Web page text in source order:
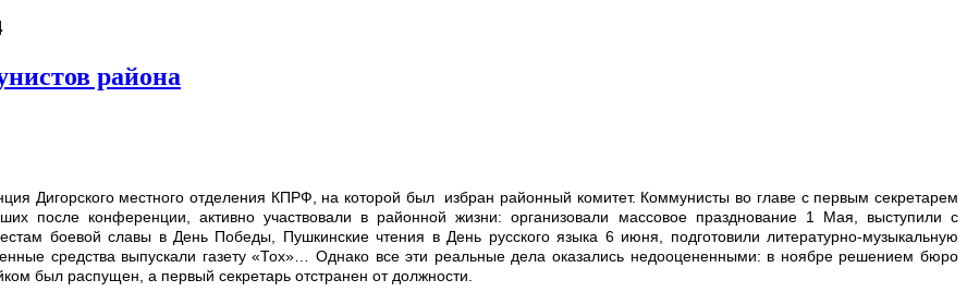
района
Дигорского местного отделения КПРФ, на которой был избран районный комитет. Коммунисты во главе с первым секретарем
после конференции, активно участвовали в районной жизни: организовали массовое празднование 1 Мая, выступили с
боевой славы в День Победы, Пушкинские чтения в День русского языка 6 июня, подготовили литературно-музыкальную
средства выпускали газету «Тох»… Однако все эти реальные дела оказались недооцененными: в ноябре решением бюро
был распущен, а первый секретарь отстранен от должности.